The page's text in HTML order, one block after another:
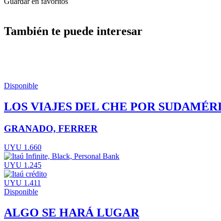
También te puede interesar
Disponible
LOS VIAJES DEL CHE POR
GRANADO, FERRER
UYU 1.660
UYU 1.245
UYU 1.411
Disponible
ALGO SE HARÁ LUGAR